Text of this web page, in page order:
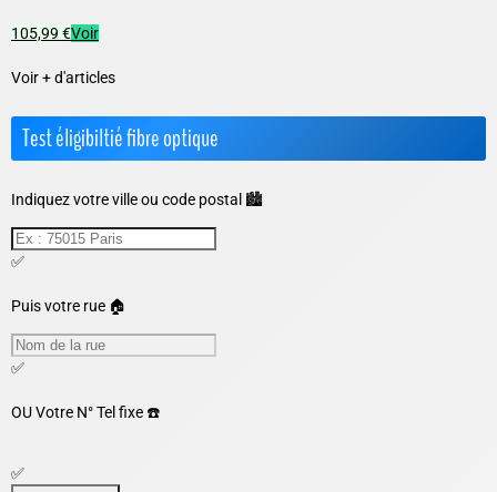
105,99 €Voir
Voir + d'articles
Test éligibiltié fibre optique
Indiquez votre ville ou code postal 🏙️
✅
Puis votre rue 🏠
✅
OUVotre N° Tel fixe ☎️
✅